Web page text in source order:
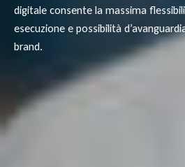
digitale consente la massima
esecuzione e possibilità
brand.